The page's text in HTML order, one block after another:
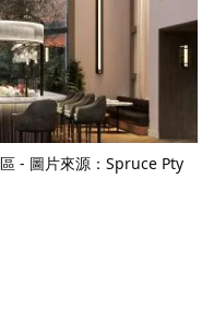
- 圖片來源：Spruce Pty